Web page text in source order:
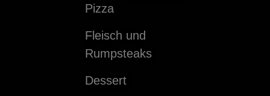
Pizza
Fleisch und
Rumpsteaks
Dessert